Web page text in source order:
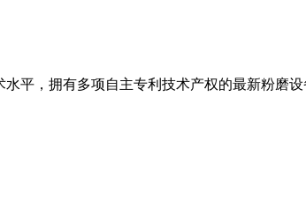
平，拥有多项自主专利技术产权的最新粉磨